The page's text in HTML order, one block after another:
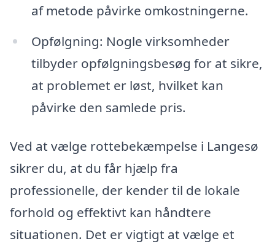
af metode påvirke omkostningerne.
Opfølgning: Nogle virksomheder
tilbyder opfølgningsbesøg for at sikre,
at problemet er løst, hvilket kan
påvirke den samlede pris.
Ved at vælge rottebekæmpelse i Langesø
sikrer du, at du får hjælp fra
professionelle, der kender til de lokale
forhold og effektivt kan håndtere
situationen. Det er vigtigt at vælge et